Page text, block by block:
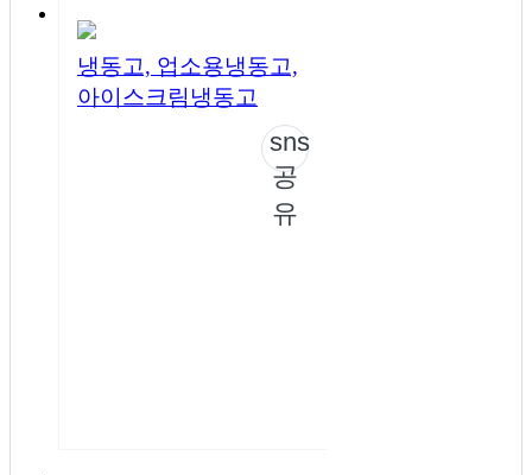
냉동고, 업소용냉동고,
아이스크림냉동고
sns
공
유